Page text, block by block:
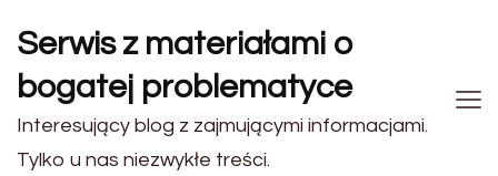
Serwis z materiałami o
bogatej problematyce
Interesujący blog z zajmującymi informacjami.
Tylko u nas niezwykłe treści.